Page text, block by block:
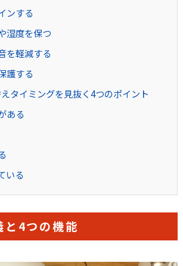
ンする
湿度を保つ
を軽減する
護する
タイミングを見抜く4つのポイント
ある
いる
と4つの機能